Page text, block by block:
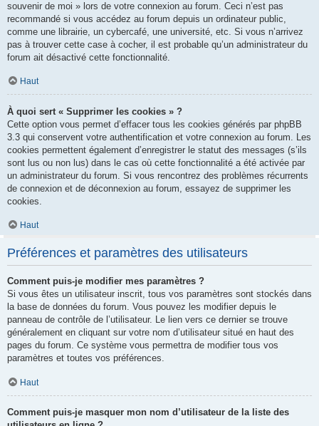
souvenir de moi » lors de votre connexion au forum. Ceci n’est pas
recommandé si vous accédez au forum depuis un ordinateur public,
comme une librairie, un cybercafé, une université, etc. Si vous n’arrivez
pas à trouver cette case à cocher, il est probable qu’un administrateur du
forum ait désactivé cette fonctionnalité.
Haut
À quoi sert « Supprimer les cookies » ?
Cette option vous permet d’effacer tous les cookies générés par phpBB
3.3 qui conservent votre authentification et votre connexion au forum. Les
cookies permettent également d’enregistrer le statut des messages (s’ils
sont lus ou non lus) dans le cas où cette fonctionnalité a été activée par
un administrateur du forum. Si vous rencontrez des problèmes récurrents
de connexion et de déconnexion au forum, essayez de supprimer les
cookies.
Haut
Préférences et paramètres des utilisateurs
Comment puis-je modifier mes paramètres ?
Si vous êtes un utilisateur inscrit, tous vos paramètres sont stockés dans
la base de données du forum. Vous pouvez les modifier depuis le
panneau de contrôle de l’utilisateur. Le lien vers ce dernier se trouve
généralement en cliquant sur votre nom d’utilisateur situé en haut des
pages du forum. Ce système vous permettra de modifier tous vos
paramètres et toutes vos préférences.
Haut
Comment puis-je masquer mon nom d’utilisateur de la liste des